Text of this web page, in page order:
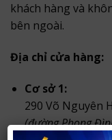
khách hàng và
bên ngoài.
Địa chỉ cửa hàng:
Cơ sở 1:
290 Võ Nguyên
(đường Phong